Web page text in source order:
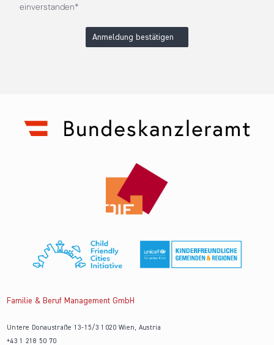
einverstanden*
Anmeldung bestätigen
Familie & Beruf Management GmbH
Untere Donaustraße 13-15/3 1020 Wien, Austria
+43 1 218 50 70